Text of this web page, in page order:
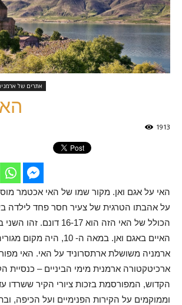
אתרים של
1913
האי על אגם ואן. מקור שמו של האי אכטמר
על אהבתו הטרגית של צעיר חסר פחד
הכולל של האי הזה הוא 16-17
האיים באגם ואן. במאה ה- 10,
ארמניה משושלת ארתסרוניד על האי. האי
ארכיטקטורה ארמנית מימי הביניים –
הקדוש, המפורסמת בזכות ציורי הקיר ששרדו
וממוקמים על הקירות הפנימיים ועל הכיפה,